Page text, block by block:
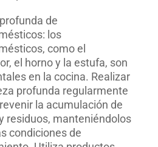
de
los
como el
el horno y la estufa, son
en la cocina. Realizar
profunda regularmente
la acumulación de
residuos, manteniéndolos
condiciones de